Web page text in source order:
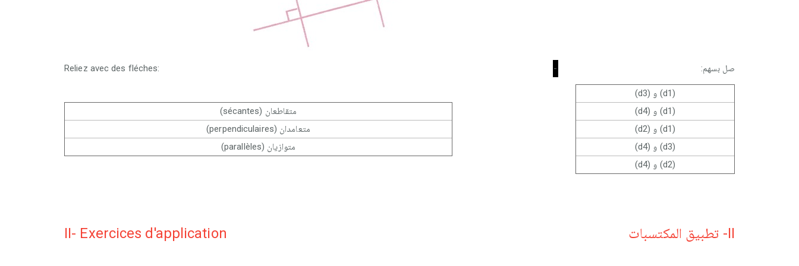
Reliez avec des fléches: - صل بسهم:
(d1) و (d3)
(d1) و (d4)
(d1) و (d2)
(d3) و (d4)
(d2) و (d4)
متقاطعان (sécantes)
متعامدان (perpendiculaires)
متوازيان (parallèles)
II- Exercices d'application II- تطبيق المكتسبات